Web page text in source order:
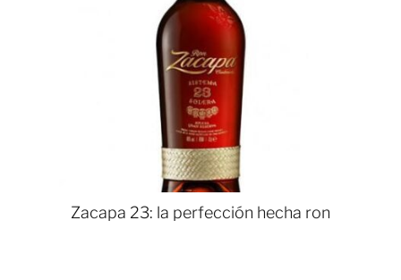
Zacapa 23: la perfección hecha ron